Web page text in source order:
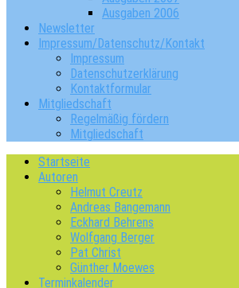
Ausgaben 2006
Newsletter
Impressum/Datenschutz/Kontakt
Impressum
Datenschutzerklärung
Kontaktformular
Mitgliedschaft
Regelmäßig fördern
Mitgliedschaft
Startseite
Autoren
Helmut Creutz
Andreas Bangemann
Eckhard Behrens
Wolfgang Berger
Pat Christ
Günther Moewes
Terminkalender